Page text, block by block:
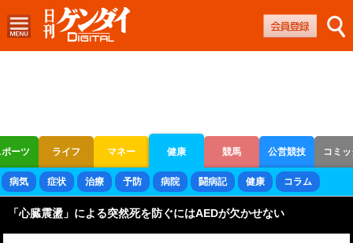
ーツ ライフ マネー 健康 競馬 公営競技 コミ
ボートレース 競輪 オートレース
病気 症状 治療 予防 病院 闘病記 健康 コラム
「心臓震盪」による突然死を防ぐにはAEDが欠かせない